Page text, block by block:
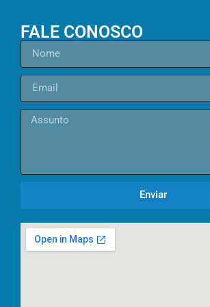
FALE CONOSCO
Enviar